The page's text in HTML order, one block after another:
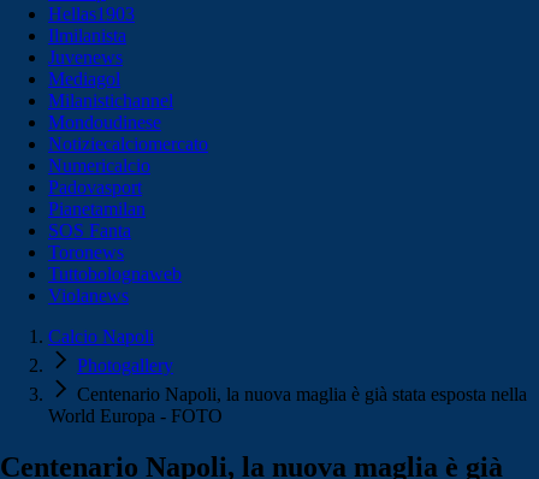
Hellas1903
Ilmilanista
Juvenews
Mediagol
Milanistichannel
Mondoudinese
Notiziecalciomercato
Numericalcio
Padovasport
Pianetamilan
SOS Fanta
Toronews
Tuttobolognaweb
Violanews
Calcio Napoli
Photogallery
Centenario Napoli, la nuova maglia è già stata esposta nella
World Europa - FOTO
Centenario Napoli, la nuova maglia è già